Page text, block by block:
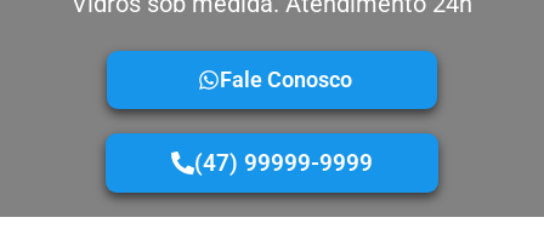
Fale Conosco
(47) 99999-9999